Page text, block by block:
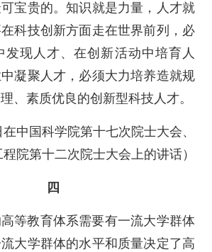
宝贵的。知识就是力量，人才就
科技创新方面走在世界前列，必
发现人才、在创新活动中培育人
凝聚人才，必须大力培养造就规
、素质优良的创新型科技人才。
在中国科学院第十七次院士大会、
院第十二次院士大会上的讲话）
四
等教育体系需要有一流大学群体
大学群体的水平和质量决定了高